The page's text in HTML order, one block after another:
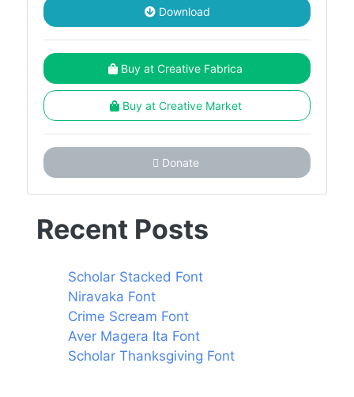
Download
Buy at Creative Fabrica
Buy at Creative Market
Donate
Recent Posts
Scholar Stacked Font
Niravaka Font
Crime Scream Font
Aver Magera Ita Font
Scholar Thanksgiving Font